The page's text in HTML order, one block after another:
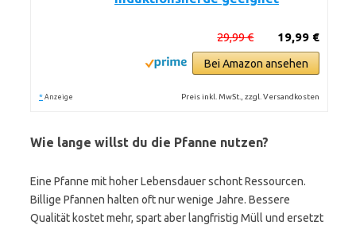
19,99 €
29,99 €
Bei Amazon ansehen
* Anzeige Preis inkl. MwSt., zzgl. Versandkosten
Wie lange willst du die Pfanne nutzen?
Eine Pfanne mit hoher Lebensdauer schont Ressourcen.
Billige Pfannen halten oft nur wenige Jahre. Bessere
Qualität kostet mehr, spart aber langfristig Müll und ersetzt